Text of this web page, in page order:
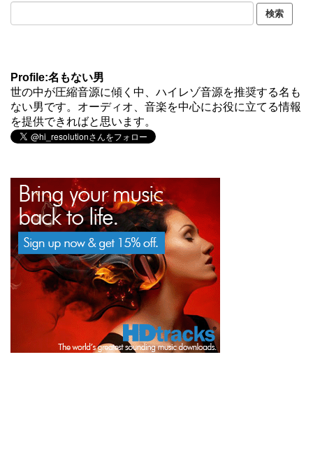
Profile:名もない男
世の中が圧縮音源に傾く中、ハイレゾ音源を推奨する名も
ない男です。オーディオ、音楽を中心にお役に立てる情報
を提供できればと思います。